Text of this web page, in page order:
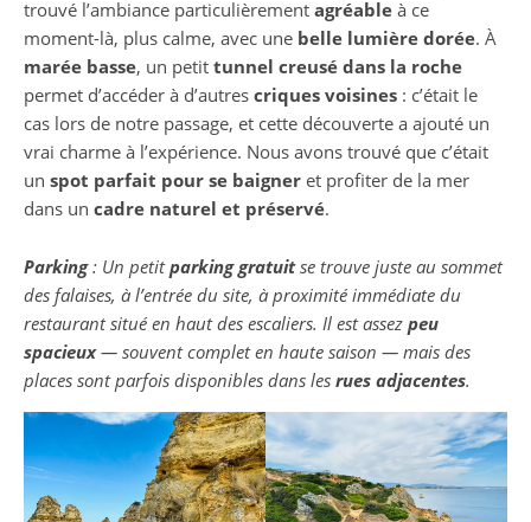
trouvé l’ambiance particulièrement agréable à ce
moment-là, plus calme, avec une belle lumière dorée. À
marée basse, un petit tunnel creusé dans la roche
permet d’accéder à d’autres criques voisines : c’était le
cas lors de notre passage, et cette découverte a ajouté un
vrai charme à l’expérience. Nous avons trouvé que c’était
un spot parfait pour se baigner et profiter de la mer
dans un cadre naturel et préservé.
Parking: Un petitparking gratuitse trouve juste au sommet
des falaises, à l’entrée du site, à proximité immédiate du
restaurant situé en haut des escaliers. Il est assez peu
spacieux— souvent complet en haute saison — mais des
places sont parfois disponibles dans les rues adjacentes.